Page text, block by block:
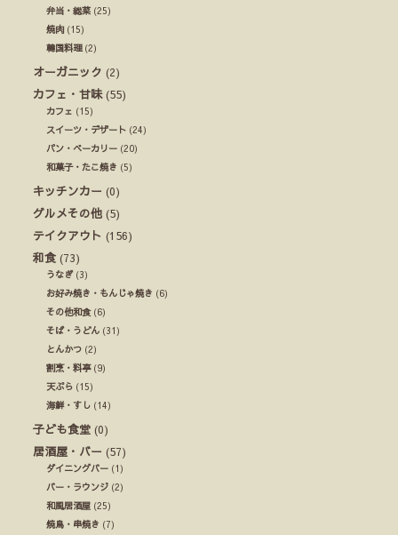
弁当・総菜 (25)
焼肉 (15)
韓国料理(2)
オーガニック (2)
カフェ・甘味(55)
カフェ (15)
スイーツ・デザート (24)
パン・ベーカリー (20)
和菓子・たこ焼き (5)
キッチンカー (0)
グルメその他 (5)
テイクアウト (156)
和食 (73)
うなぎ(3)
お好み焼き・もんじゃ焼き (6)
その他和食(6)
そば・うどん (31)
とんかつ (2)
割烹・料亭(9)
天ぷら (15)
海鮮・すし (14)
子ども食堂 (0)
居酒屋・バー (57)
ダイニングバー (1)
バー・ラウンジ (2)
和風居酒屋 (25)
焼鳥・串焼き (7)